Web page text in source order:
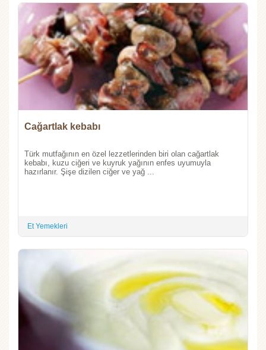
Cağartlak kebabı
Türk mutfağının en özel lezzetlerinden biri olan cağartlak
kebabı, kuzu ciğeri ve kuyruk yağının enfes uyumuyla
hazırlanır. Şişe dizilen ciğer ve yağ ...
Et Yemekleri